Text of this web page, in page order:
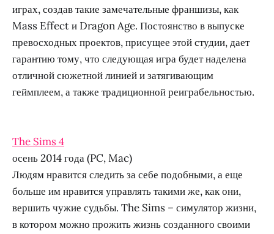
играх, создав такие замечательные франшизы, как
Mass Effect и Dragon Age. Постоянство в выпуске
превосходных проектов, присущее этой студии, дает
гарантию тому, что следующая игра будет наделена
отличной сюжетной линией и затягивающим
геймплеем, а также традиционной реиграбельностью.
The Sims 4
осень 2014 года (PC, Mac)
Людям нравится следить за себе подобными, а еще
больше им нравится управлять такими же, как они,
вершить чужие судьбы. The Sims – симулятор жизни,
в котором можно прожить жизнь созданного своими